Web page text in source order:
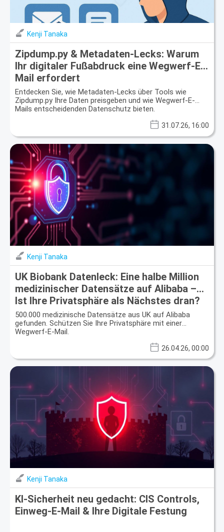
Kenji Tanaka
Zipdump.py & Metadaten-Lecks: Warum
Ihr digitaler Fußabdruck eine Wegwerf-E-
Mail erfordert
Entdecken Sie, wie Metadaten-Lecks über Tools wie
Zipdump.py Ihre Daten preisgeben und wie Wegwerf-E-
Mails entscheidenden Datenschutz bieten.
31.07.26, 16:00
Kenji Tanaka
UK Biobank Datenleck: Eine halbe Million
medizinischer Datensätze auf Alibaba –
Ist Ihre Privatsphäre als Nächstes dran?
500.000 medizinische Datensätze aus UK auf Alibaba
gefunden. Schützen Sie Ihre Privatsphäre mit einer
Wegwerf-E-Mail.
26.04.26, 00:00
Kenji Tanaka
KI-Sicherheit neu gedacht: CIS Controls,
Einweg-E-Mail & Ihre Digitale Festung